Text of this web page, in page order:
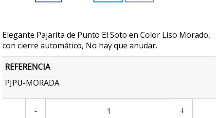
Elegante Pajarita de Punto El Soto en Color Liso Morado,
con cierre automático, No hay que anudar.
REFERENCIA
PJPU-MORADA
- +